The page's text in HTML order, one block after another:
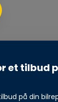
et tilbud
på din